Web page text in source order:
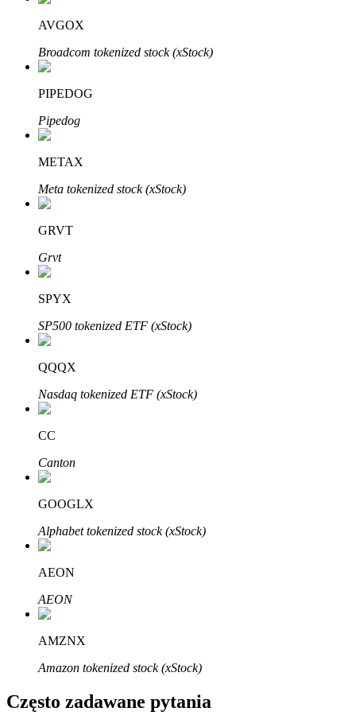
Automatyczna inwestycja
Zdobądź długoterminowy zysk i elastyczne zainteresowania
Naucz się stakingu
Dowiedz się, jak uzyskać dochód pasywny
AVGOX
Broadcom tokenized stock (xStock)
PIPEDOG
Pipedog
METAX
Meta tokenized stock (xStock)
GRVT
Grvt
SPYX
SP500 tokenized ETF (xStock)
QQQX
Nasdaq tokenized ETF (xStock)
CC
Canton
GOOGLX
Alphabet tokenized stock (xStock)
AEON
AEON
AMZNX
Amazon tokenized stock (xStock)
Często zadawane pytania